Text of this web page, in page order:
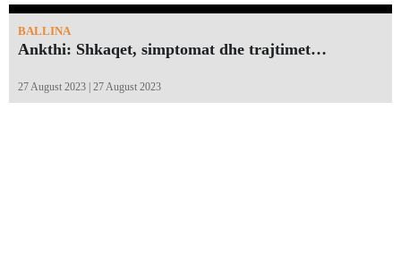
BALLINA
Ankthi: Shkaqet, simptomat dhe trajtimet…
27 August 2023 | 27 August 2023